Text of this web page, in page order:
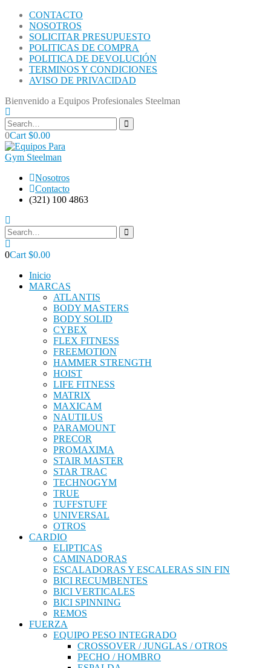
CONTACTO
NOSOTROS
SOLICITAR PRESUPUESTO
POLITICAS DE COMPRA
POLITICA DE DEVOLUCIÓN
TERMINOS Y CONDICIONES
AVISO DE PRIVACIDAD
Bienvenido a Equipos Profesionales Steelman
0Cart $0.00
Nosotros
Contacto
(321) 100 4863
0Cart $0.00
Inicio
MARCAS
ATLANTIS
BODY MASTERS
BODY SOLID
CYBEX
FLEX FITNESS
FREEMOTION
HAMMER STRENGTH
HOIST
LIFE FITNESS
MATRIX
MAXICAM
NAUTILUS
PARAMOUNT
PRECOR
PROMAXIMA
STAIR MASTER
STAR TRAC
TECHNOGYM
TRUE
TUFFSTUFF
UNIVERSAL
OTROS
CARDIO
ELIPTICAS
CAMINADORAS
ESCALADORAS Y ESCALERAS SIN FIN
BICI RECUMBENTES
BICI VERTICALES
BICI SPINNING
REMOS
FUERZA
EQUIPO PESO INTEGRADO
CROSSOVER / JUNGLAS / OTROS
PECHO / HOMBRO